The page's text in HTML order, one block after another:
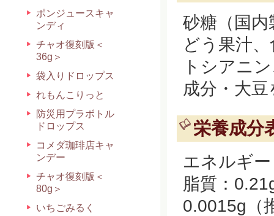
ポンジュースキャ
ンディ
チャオ復刻版＜
36g＞
袋入りドロップス
れもんこりっと
防災用プラボトル
ドロップス
コメダ珈琲店キャ
ンデー
チャオ復刻版＜
80g＞
いちごみるく
砂糖（国内
どう果汁
トシアニ
成分・大
栄養成分
エネルギ
脂質：
0.0015g（